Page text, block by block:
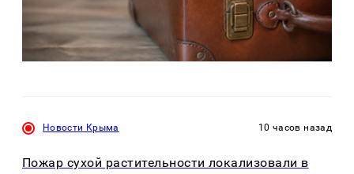
Новости Крыма 10 часов назад
Пожар сухой растительности локализовали в